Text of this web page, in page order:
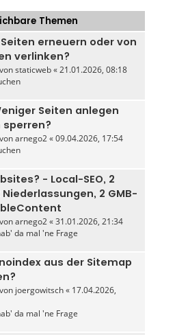
Themen
erneuern oder von
verlinken?
staticweb«21.01.2026, 08:18
Seiten anlegen
sperren?
arnego2«09.04.2026, 17:54
- Local-SEO, 2
2 GMB-
arnego2«31.01.2026, 21:34
da mal 'ne Frage
aus der Sitemap
joergowitsch« 17.04.2026,
da mal 'ne Frage